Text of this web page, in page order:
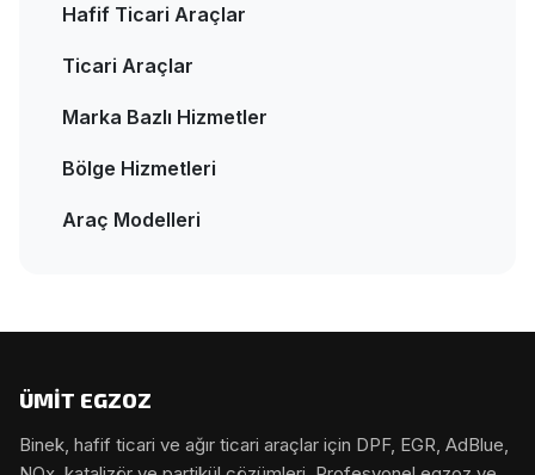
Hafif Ticari Araçlar
Ticari Araçlar
Marka Bazlı Hizmetler
Bölge Hizmetleri
Araç Modelleri
ÜMİT EGZOZ
Binek, hafif ticari ve ağır ticari araçlar için DPF, EGR, AdBlue,